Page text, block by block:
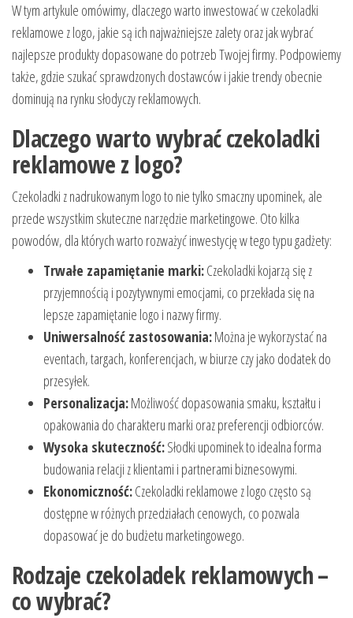
W tym artykule omówimy, dlaczego warto inwestować w czekoladki
reklamowe z logo, jakie są ich najważniejsze zalety oraz jak wybrać
najlepsze produkty dopasowane do potrzeb Twojej firmy. Podpowiemy
także, gdzie szukać sprawdzonych dostawców i jakie trendy obecnie
dominują na rynku słodyczy reklamowych.
Dlaczego warto wybrać czekoladki
reklamowe z logo?
Czekoladki z nadrukowanym logo to nie tylko smaczny upominek, ale
przede wszystkim skuteczne narzędzie marketingowe. Oto kilka
powodów, dla których warto rozważyć inwestycję w tego typu gadżety:
Trwałe zapamiętanie marki:Czekoladki kojarzą się z
przyjemnością i pozytywnymi emocjami, co przekłada się na
lepsze zapamiętanie logo i nazwy firmy.
Uniwersalność zastosowania:Można je wykorzystać na
eventach, targach, konferencjach, w biurze czy jako dodatek do
przesyłek.
Personalizacja:Możliwość dopasowania smaku, kształtu i
opakowania do charakteru marki oraz preferencji odbiorców.
Wysoka skuteczność:Słodki upominek to idealna forma
budowania relacji z klientami i partnerami biznesowymi.
Ekonomiczność:Czekoladki reklamowe z logo często są
dostępne w różnych przedziałach cenowych, co pozwala
dopasować je do budżetu marketingowego.
Rodzaje czekoladek reklamowych –
co wybrać?